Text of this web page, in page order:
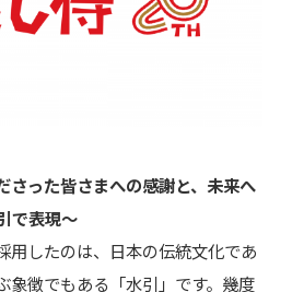
さった皆さまへの感謝と、未来へ
で表現～
用したのは、日本の伝統文化であ
象徴でもある「水引」です。幾度